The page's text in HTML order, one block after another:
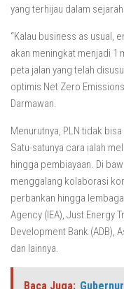
yang terhijau dalam
“Kalau business as usual,
akan meningkat menjadi 1
peta jalan yang telah
optimis Net Zero
Darmawan.
Menurutnya, PLN tidak
Satu-satunya cara ialah
hingga pembiayaan. Di
menggalang kolaborasi
perbankan hingga
Agency (IEA), Just Energy
Development Bank (ADB),
dan lainnya.
Baca Juga: